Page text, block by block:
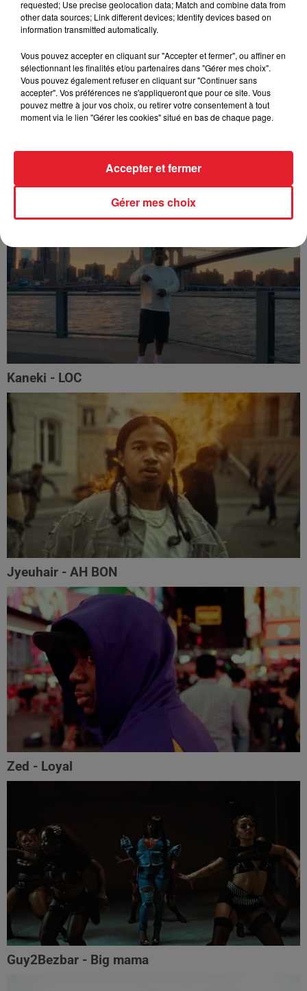
Franglish & Keblack - Génération Impolie
Kaneki - LOC
Jyeuhair - AH BON
Zed - Loyal
Guy2Bezbar - Big mama
requested; Use precise geolocation data; Match and combine data from
other data sources; Link different devices; Identify devices based on
information transmitted automatically.
Vous pouvez accepter en cliquant sur "Accepter et fermer", ou affiner en
sélectionnant les finalités et/ou partenaires dans "Gérer mes choix".
Vous pouvez également refuser en cliquant sur "Continuer sans
accepter". Vos préférences ne s'appliqueront que pour ce site. Vous
pouvez mettre à jour vos choix, ou retirer votre consentement à tout
moment via le lien "Gérer les cookies" situé en bas de chaque page.
Gérer mes choix
Accepter et fermer